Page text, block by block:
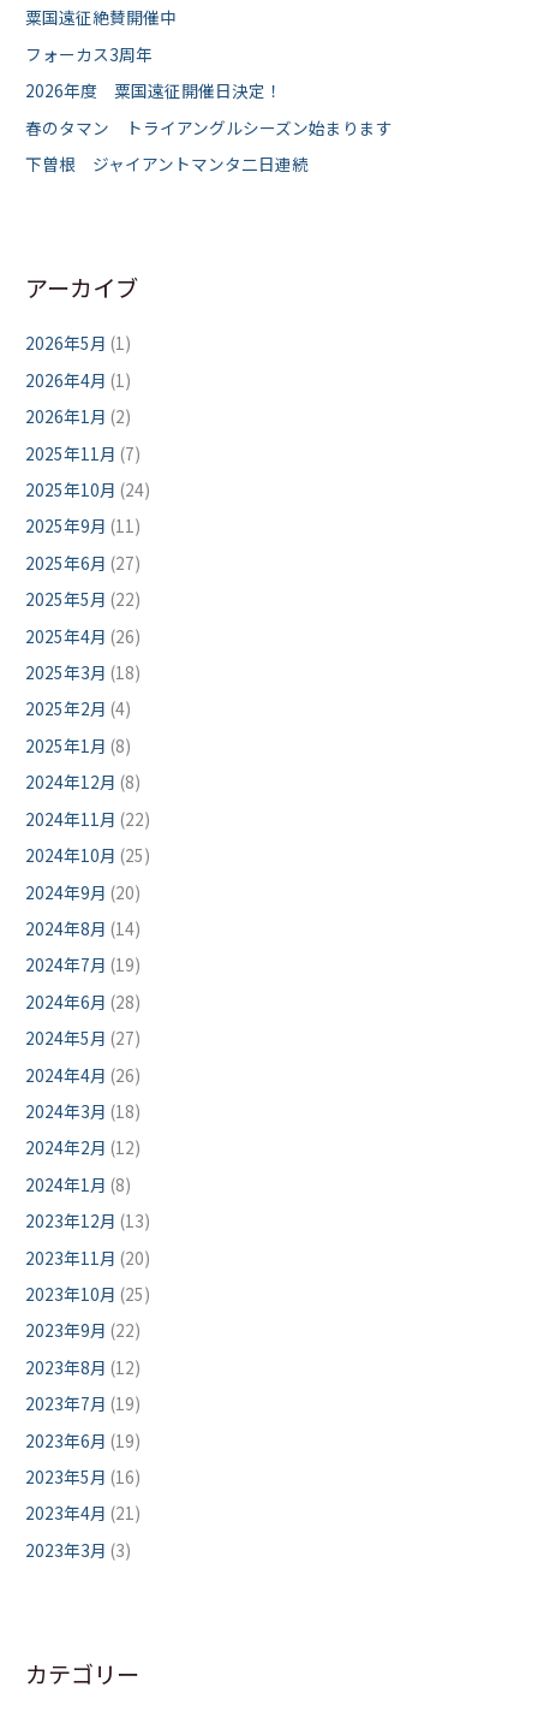
粟国遠征絶賛開催中
フォーカス3周年
2026年度 粟国遠征開催日決定！
春のタマン トライアングルシーズン始まります
下曽根 ジャイアントマンタ二日連続
アーカイブ
2026年5月 (1)
2026年4月 (1)
2026年1月 (2)
2025年11月 (7)
2025年10月 (24)
2025年9月 (11)
2025年6月 (27)
2025年5月 (22)
2025年4月 (26)
2025年3月 (18)
2025年2月 (4)
2025年1月 (8)
2024年12月 (8)
2024年11月 (22)
2024年10月 (25)
2024年9月 (20)
2024年8月 (14)
2024年7月 (19)
2024年6月 (28)
2024年5月 (27)
2024年4月 (26)
2024年3月 (18)
2024年2月 (12)
2024年1月 (8)
2023年12月 (13)
2023年11月 (20)
2023年10月 (25)
2023年9月 (22)
2023年8月 (12)
2023年7月 (19)
2023年6月 (19)
2023年5月 (16)
2023年4月 (21)
2023年3月 (3)
カテゴリー